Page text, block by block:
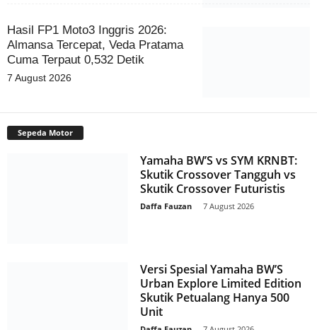
Hasil FP1 Moto3 Inggris 2026:
Almansa Tercepat, Veda Pratama
Cuma Terpaut 0,532 Detik
7 August 2026
Sepeda Motor
Yamaha BW’S vs SYM KRNBT:
Skutik Crossover Tangguh vs
Skutik Crossover Futuristis
Daffa Fauzan 7 August 2026
Versi Spesial Yamaha BW’S
Urban Explore Limited Edition
Skutik Petualang Hanya 500
Unit